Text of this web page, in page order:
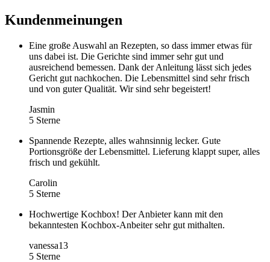
Kundenmeinungen
Eine große Auswahl an Rezepten, so dass immer etwas für
uns dabei ist. Die Gerichte sind immer sehr gut und
ausreichend bemessen. Dank der Anleitung lässt sich jedes
Gericht gut nachkochen. Die Lebensmittel sind sehr frisch
und von guter Qualität. Wir sind sehr begeistert!
Jasmin
5 Sterne
Spannende Rezepte, alles wahnsinnig lecker. Gute
Portionsgröße der Lebensmittel. Lieferung klappt super, alles
frisch und gekühlt.
Carolin
5 Sterne
Hochwertige Kochbox! Der Anbieter kann mit den
bekanntesten Kochbox-Anbeiter sehr gut mithalten.
vanessa13
5 Sterne